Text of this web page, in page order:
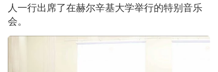
人一行出席了在赫尔辛基大学举行的特别音乐
会。